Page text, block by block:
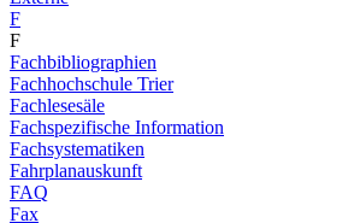
F
F
Fachbibliographien
Fachhochschule Trier
Fachlesesäle
Fachspezifische Information
Fachsystematiken
Fahrplanauskunft
FAQ
Fax